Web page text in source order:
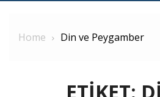
Home Din ve Peygamber